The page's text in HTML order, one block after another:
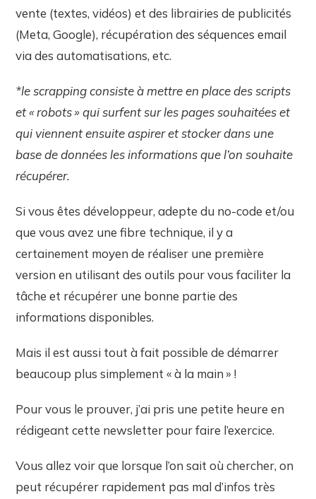
vente (textes, vidéos) et des librairies de publicités
(Meta, Google), récupération des séquences email
via des automatisations, etc.
*le scrapping consiste à mettre en place des scripts
et « robots » qui surfent sur les pages souhaitées et
qui viennent ensuite aspirer et stocker dans une
base de données les informations que l’on souhaite
récupérer.
Si vous êtes développeur, adepte du no-code et/ou
que vous avez une fibre technique, il y a
certainement moyen de réaliser une première
version en utilisant des outils pour vous faciliter la
tâche et récupérer une bonne partie des
informations disponibles.
Mais il est aussi tout à fait possible de démarrer
beaucoup plus simplement « à la main » !
Pour vous le prouver, j’ai pris une petite heure en
rédigeant cette newsletter pour faire l’exercice.
Vous allez voir que lorsque l’on sait où chercher, on
peut récupérer rapidement pas mal d’infos très